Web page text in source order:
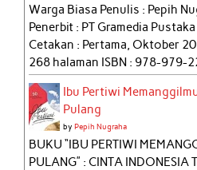
Warga Biasa Penulis : Pepih
Penerbit : PT Gramedia
Cetakan : Pertama, Oktober
268 halaman ISBN : 978-979-
Ibu Pertiwi
Pulang
byPepih Nugraha
BUKU “IBU PERTIWI
PULANG” : CINTA INDONESIA